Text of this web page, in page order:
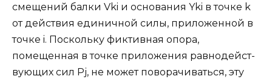
смещений балки Vki и ос­нования Yki в точке k
от действия единичной силы, приложенной в
точке i. Поскольку фиктивная опора,
помещенная в точке приложения равнодейст­
вующих сил Pj, не может поворачиваться, эту